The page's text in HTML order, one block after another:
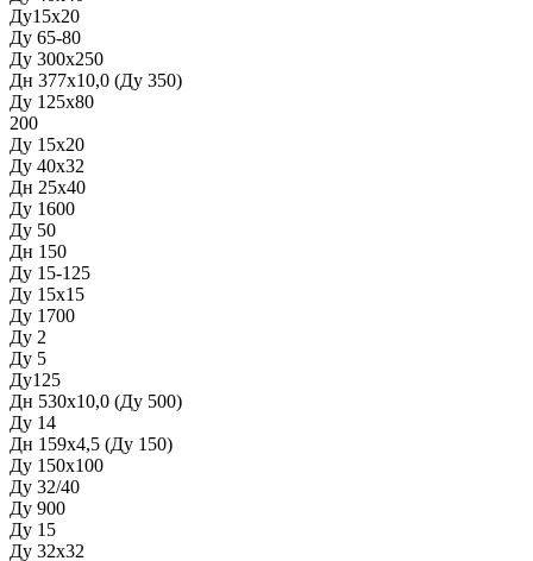
Ду15х20
Ду 65-80
Ду 300х250
Дн 377х10,0 (Ду 350)
Ду 125х80
200
Ду 15х20
Ду 40х32
Дн 25х40
Ду 1600
Ду 50
Дн 150
Ду 15-125
Ду 15х15
Ду 1700
Ду 2
Ду 5
Ду125
Дн 530х10,0 (Ду 500)
Ду 14
Дн 159х4,5 (Ду 150)
Ду 150х100
Ду 32/40
Ду 900
Ду 15
Ду 32х32